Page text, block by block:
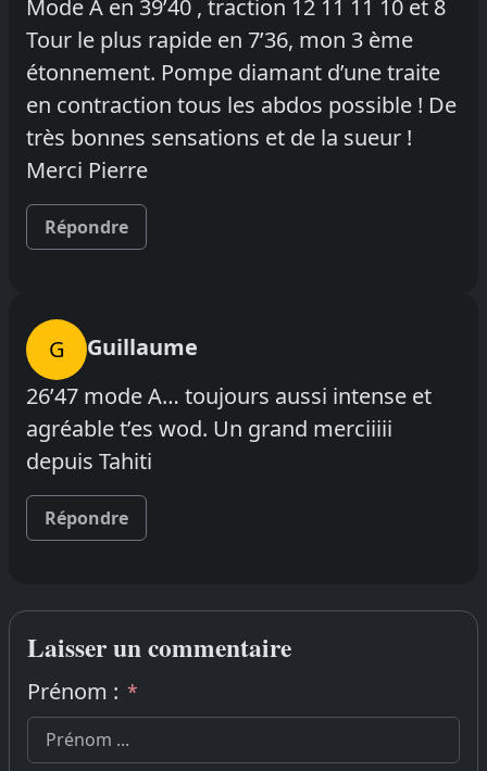
Mode A en 39’40 , traction 12 11 11 10 et 8
Tour le plus rapide en 7’36, mon 3 ème
étonnement. Pompe diamant d’une traite
en contraction tous les abdos possible ! De
très bonnes sensations et de la sueur !
Merci Pierre
Répondre
G
Guillaume
26’47 mode A… toujours aussi intense et
agréable t’es wod. Un grand merciiiii
depuis Tahiti
Répondre
Laisser un commentaire
Prénom : *